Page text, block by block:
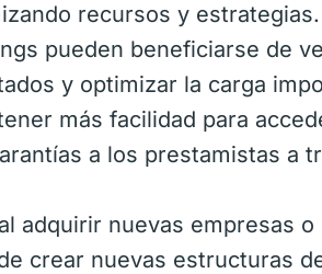
recursos y estrategias.
pueden beneficiarse de
y optimizar la carga
más facilidad para
a los prestamistas a
adquirir nuevas empresas o
crear nuevas estructuras